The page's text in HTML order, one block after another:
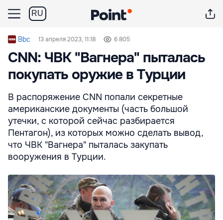
RU
Bbc 13 апреля 2023, 11:18 6 805
CNN: ЧВК "Вагнера" пыталась
покупать оружие в Турции
В распоряжение CNN попали секретные
американские документы (часть большой
утечки, с которой сейчас разбирается
Пентагон), из которых можно сделать вывод,
что ЧВК "Вагнера" пыталась закупать
вооружения в Турции.